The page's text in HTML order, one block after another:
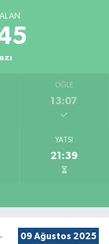
ÖĞLE
13:07
YATSI
21:39
09 Ağustos 2025